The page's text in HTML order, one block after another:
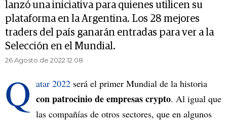
lanzó una iniciativa para quienes utilicen su
plataforma en la Argentina. Los 28 mejores
traders del país ganarán entradas para ver a la
Selección en el Mundial.
26 Agosto de 2022 12.08
Q atar 2022 será el primer Mundial de la historia
con patrocinio de empresas crypto. Al igual que
las compañías de otros sectores, que en algunos